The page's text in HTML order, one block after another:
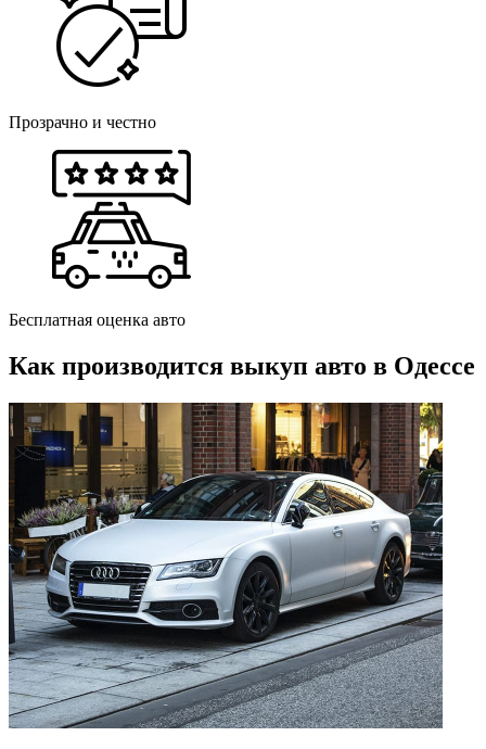
Прозрачно и честно
Бесплатная оценка авто
Как производится выкуп авто в Одессе